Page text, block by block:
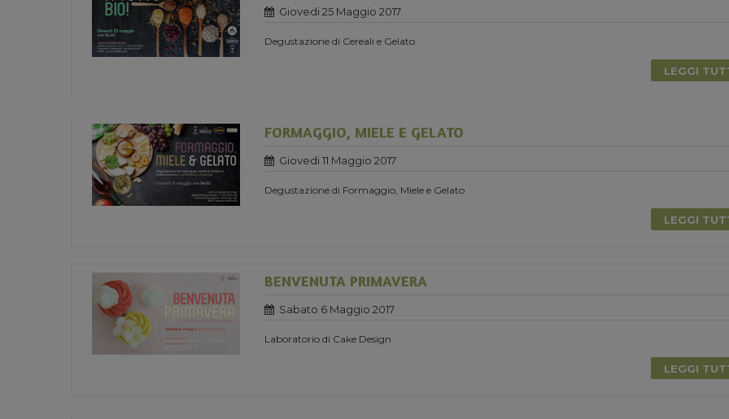
Giovedi 25 Maggio 2017
Degustazione di Cereali e Gelato
LEGGI
FORMAGGIO, MIELE E GELATO
Giovedi 11 Maggio 2017
Degustazione di Formaggio, Miele e Gelato
LEGGI
BENVENUTA PRIMAVERA
Sabato 6 Maggio 2017
Laboratorio di Cake Design
LEGGI